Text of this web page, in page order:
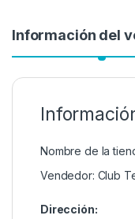
Información del
Nombre de la
Vendedor: Club
Dirección: